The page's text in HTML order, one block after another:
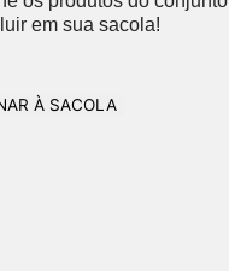
em sua sacola!
À SACOLA